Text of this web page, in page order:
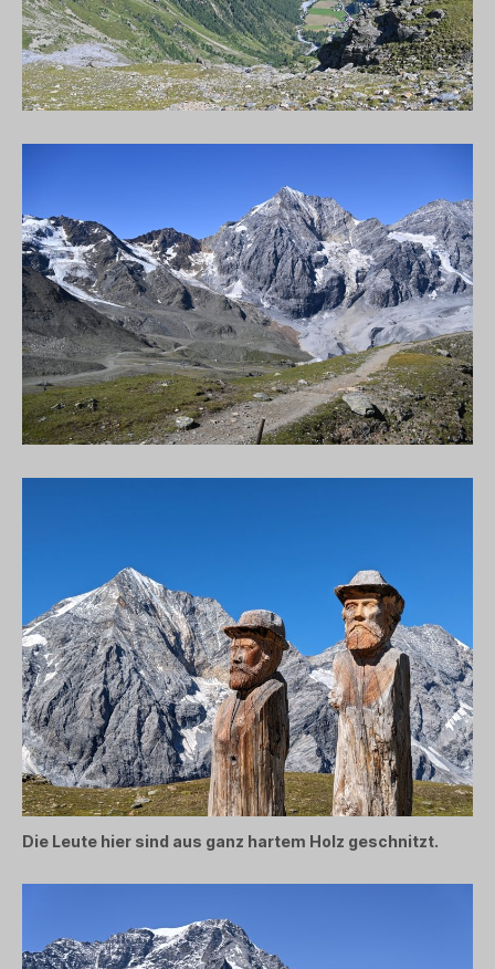
Die Leute hier sind aus ganz hartem Holz geschnitzt.